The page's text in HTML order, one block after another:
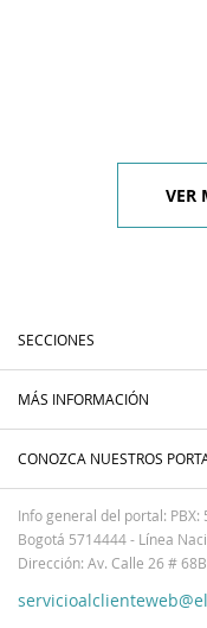
VER
SECCIONES
MÁS INFORMACIÓN
CONOZCA NUESTROS
Info general del portal: PBX:
Bogotá 5714444 - Línea
Dirección: Av. Calle 26 #